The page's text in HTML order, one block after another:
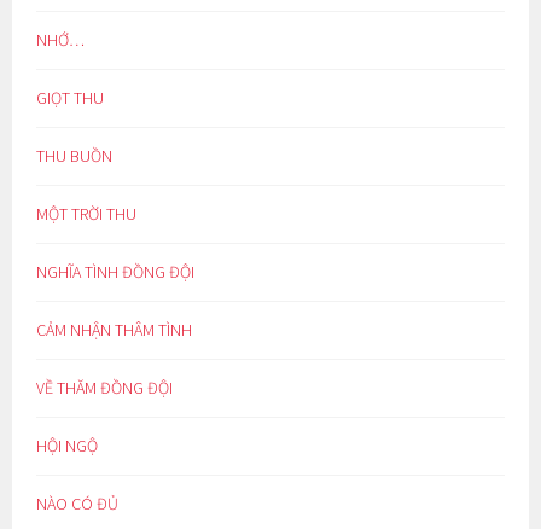
NHỚ…
GIỌT THU
THU BUỒN
MỘT TRỜI THU
NGHĨA TÌNH ĐỒNG ĐỘI
CẢM NHẬN THÂM TÌNH
VỀ THĂM ĐỒNG ĐỘI
HỘI NGỘ
NÀO CÓ ĐỦ